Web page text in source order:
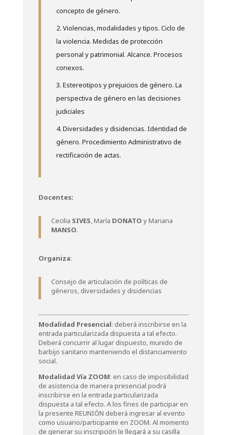
concepto de género.
Violencias, modalidades y tipos. Ciclo de
la violencia. Medidas de protección
personal y patrimonial. Alcance. Procesos
conexos.
Estereotipos y prejuicios de género. La
perspectiva de género en las decisiones
judiciales
Diversidades y disidencias. Identidad de
género. Procedimiento Administrativo de
rectificación de actas.
Docentes:
Cecilia SIVES, María DONATO y Mariana
MANSO.
Organiza:
Consejo de articulación de políticas de
géneros, diversidades y disidencias
Modalidad Presencial: deberá inscribirse en la
entrada particularizada dispuesta a tal efecto.
Deberá concurrir al lugar dispuesto, munido de
barbijo sanitario manteniendo el distanciamiento
social.
Modalidad Vía ZOOM: en caso de imposibilidad
de asistencia de manera presencial podrá
inscribirse en la entrada particularizada
dispuesta a tal efecto. A los fines de participar en
la presente REUNIÓN deberá ingresar al evento
como usuario/participante en ZOOM. Al momento
de generar su inscripción le llegará a su casilla